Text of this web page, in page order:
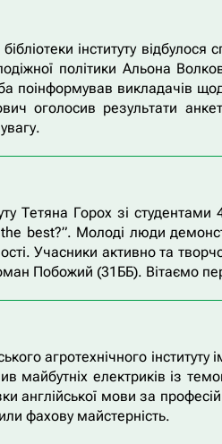
інституту
політики Альона
поінформував викладачів
оголосив результати
Тетяна Горох зі
best?”. Молоді люди
Учасники активно та
Побожий (31ББ). Вітаємо
агротехнічного
майбутніх електриків із
англійської мови за
фахову майстерність.